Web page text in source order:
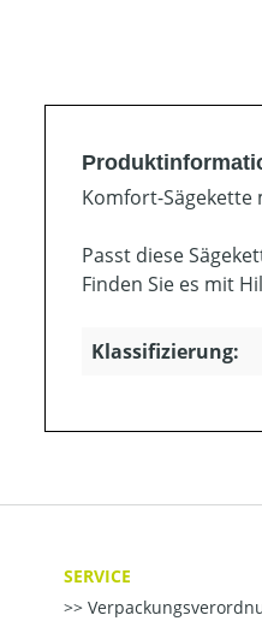
Komfort-
Passt diese
Finden Sie es mit
Klassifizierung:
SERVICE